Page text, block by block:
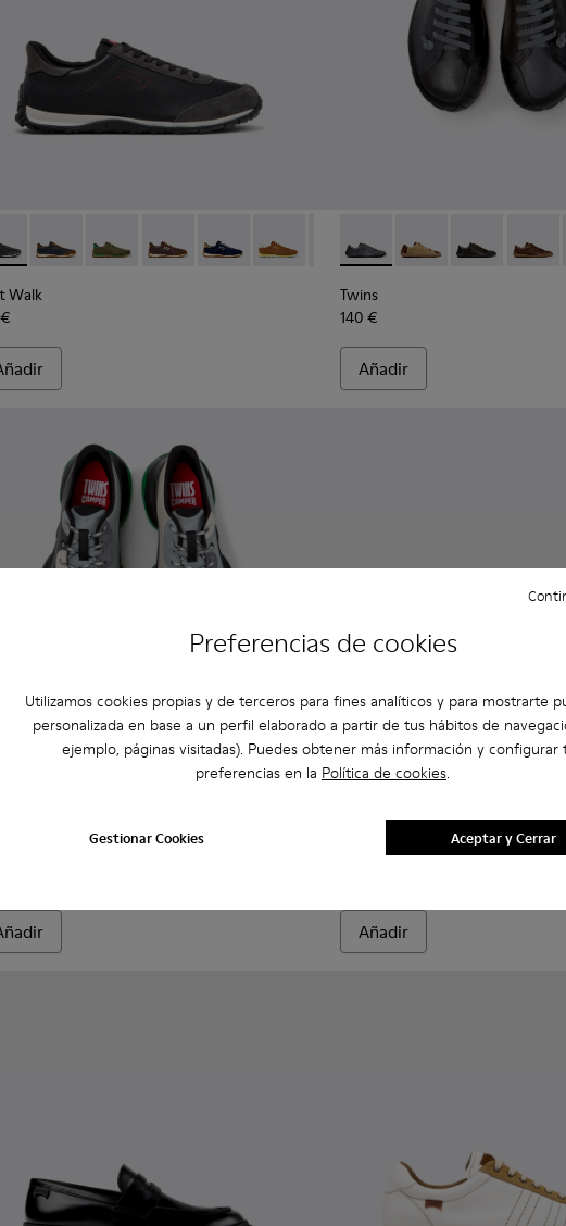
Preferencias de cookies
Utilizamos cookies propias y de terceros para fines analíticos y para mostrarte
personalizada en base a un perfil elaborado a partir de tus hábitos de
ejemplo, páginas visitadas). Puedes obtener más información y configurar
preferencias en la Política de cookies.
Gestionar Cookies Aceptar y Cerrar
multicolor para hombre.
015
K100979-014
- K100979-012
Dean - K100979-011
Dean - K100979-010
Dean - K100979-004
Dean - K100979-002
Dean - K100979-001 - Zapatos de
Walk - K101097-009 - Zapatillas de piel y nobuk negras y grises para
Drift Walk - K101097-008
Drift Walk - K101097-007 - Zapatillas verdes de ante y piel
Drift Walk - K101097-006
Drift Walk - K101097-005
Drift Walk - K101097-003
Drift Walk - K101097-002
Walk
Twins - K101114-013 -
Twins - K101114-014
Twins - Twins -
Twins
140 €
Añadir
hombre.
004
- K101068-016 - Zapatillas de piel y nobuk multicolor para hombre.
Twins - K101068-005
Twins - K101068-004
Twins - K101068-003
Twins - K101068-
Twins -
Drift Walk - K101097-007 -
Drift Walk -Drift Walk -
Drift
Drift Walk
Añadir